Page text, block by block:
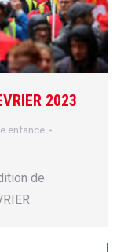
2023
enfance
de